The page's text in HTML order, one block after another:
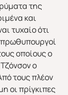
της
και
τυχαίο ότι
πρωθυπουργοί
οποίους ο
ο
τους πλέον
οι πρίγκιπες